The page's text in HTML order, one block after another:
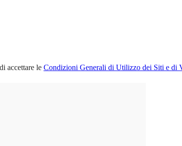
accettare le Condizioni Generali di Utilizzo dei Siti e di